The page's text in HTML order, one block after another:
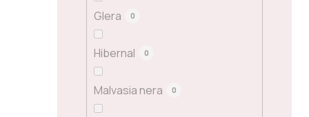
Glera 0
Hibernal 0
Malvasia nera 0